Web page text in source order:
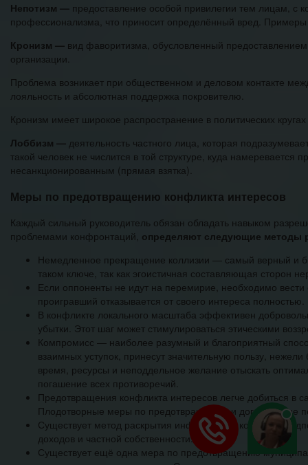
Непотизм — предоставление особой привилегии тем лицам, с
профессионализма, что приносит определённый вред. Примеры
Кронизм — вид фаворитизма, обусловленный
организации.
Проблема возникает при общественном и деловом контакте
лояльность и абсолютная поддержка покровителю.
Кронизм имеет широкое распространение в политических
Лоббизм — деятельность частного лица, которая
такой человек не числится в той структуре, куда
несанкционированным (прямая взятка).
Меры по предотвращению конфликта интересов
Каждый сильный руководитель обязан обладать навыком
проблемами конфронтаций, определяют следующие методы
Немедленное прекращение коллизии — самый верный и
таком ключе, так как эгоистичная составляющая сторон
Если оппоненты не идут на перемирие, необходимо вести
проигравший отказывается от своего интереса
В конфликте локального масштаба эффективен
убытки. Этот шаг может стимулироваться этическими
Компромисс — наиболее разумный и благоприятный
взаимных уступок, принесут значительную пользу,
время, ресурсы и неподдельное желание отыскать
погашение всех противоречий.
Предотвращения конфликта интересов легче добиться в
Плодотворные меры по предотвращению и договоры, не
Существует метод раскрытия информации, который
доходов и частной собственности.
Существует ещё одна мера по предотвращению